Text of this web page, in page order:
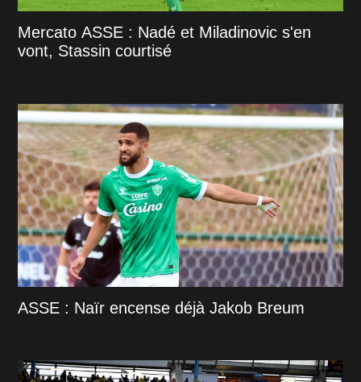
Mercato ASSE : Nadé et Miladinovic s'en
vont, Stassin courtisé
ASSE : Naïr encense déjà Jakob Breum